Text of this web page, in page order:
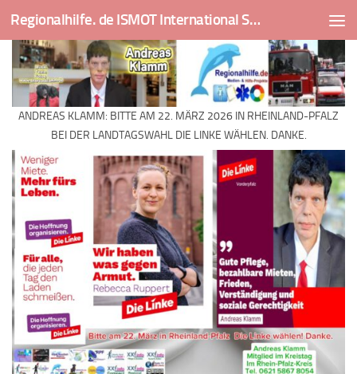
Skip to content Regionalhilfe. de ISMOT International Social And Medical Outreach Team
ANDREAS KLAMM: BITTE AM 22. MÄRZ 2026 IN RHEINLAND-PFALZ
BEI DER LANDTAGSWAHL DIE LINKE WÄHLEN. DANKE.